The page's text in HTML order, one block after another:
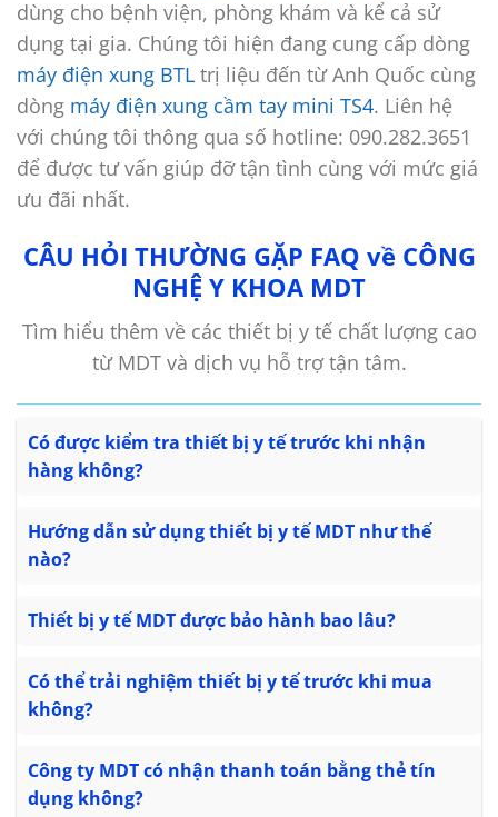
dùng cho bệnh viện, phòng khám và kể cả sử
dụng tại gia. Chúng tôi hiện đang cung cấp dòng
máy điện xung BTL trị liệu đến từ Anh Quốc cùng
dòng máy điện xung cầm tay mini TS4. Liên hệ
với chúng tôi thông qua số hotline: 090.282.3651
để được tư vấn giúp đỡ tận tình cùng với mức giá
ưu đãi nhất.
CÂU HỎI THƯỜNG GẶP FAQ về CÔNG
NGHỆ Y KHOA MDT
Tìm hiểu thêm về các thiết bị y tế chất lượng cao
từ MDT và dịch vụ hỗ trợ tận tâm.
Có được kiểm tra thiết bị y tế trước khi nhận
hàng không?
Hướng dẫn sử dụng thiết bị y tế MDT như thế
nào?
Thiết bị y tế MDT được bảo hành bao lâu?
Có thể trải nghiệm thiết bị y tế trước khi mua
không?
Công ty MDT có nhận thanh toán bằng thẻ tín
dụng không?